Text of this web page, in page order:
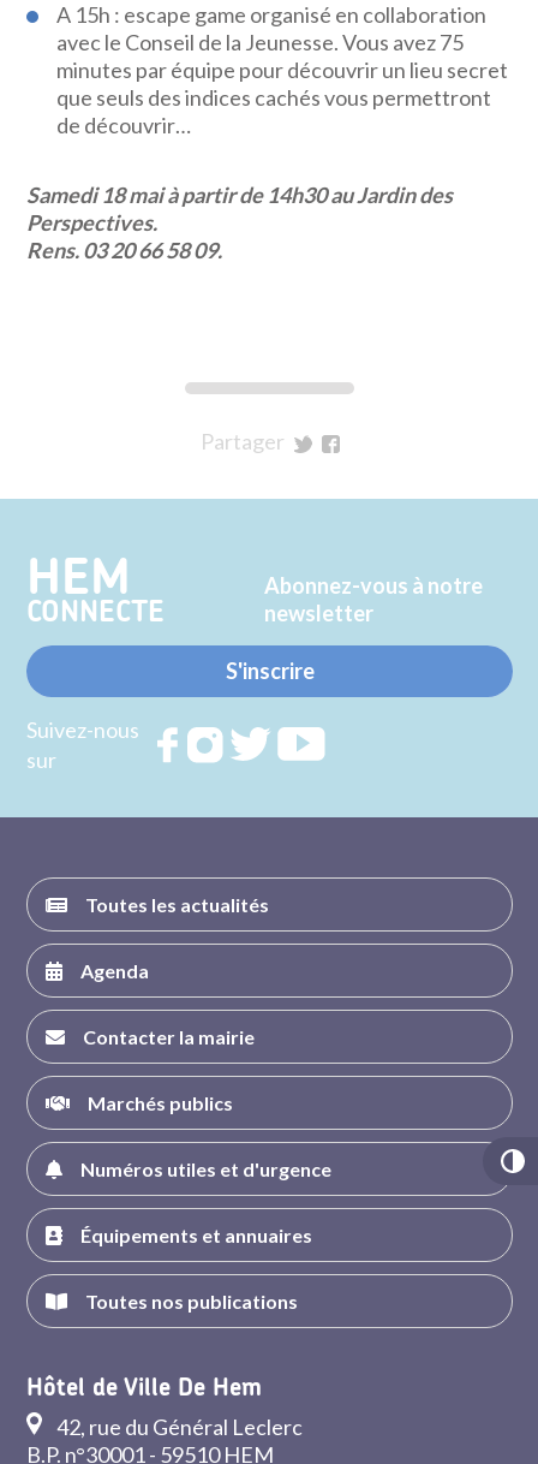
A 15h : escape game organisé en collaboration
avec le Conseil de la Jeunesse. Vous avez 75
minutes par équipe pour découvrir un lieu secret
que seuls des indices cachés vous permettront
de découvrir…
Samedi 18 mai à partir de 14h30 au Jardin des
Perspectives.
Rens. 03 20 66 58 09.
Partager
Twitter
Facebook
HEM
CONNECTE
Abonnez-vous à notre
newsletter
S'inscrire
Suivez-nous
sur
RejoignezRejoignezRejoignez
Toutes les actualités
Agenda
Contacter la mairie
Marchés publics
Numéros utiles et d'urgence
Équipements et annuaires
Toutes nos publications
Hôtel de Ville De Hem
42, rue du Général Leclerc
B.P. n°30001 - 59510 HEM